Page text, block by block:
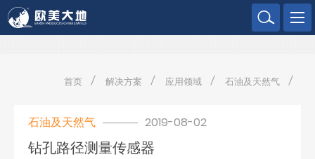
欧美大地
首页 解决方案 应用领域 石油及天然气
石油及天然气 2019-08-02
钻孔路径测量传感器